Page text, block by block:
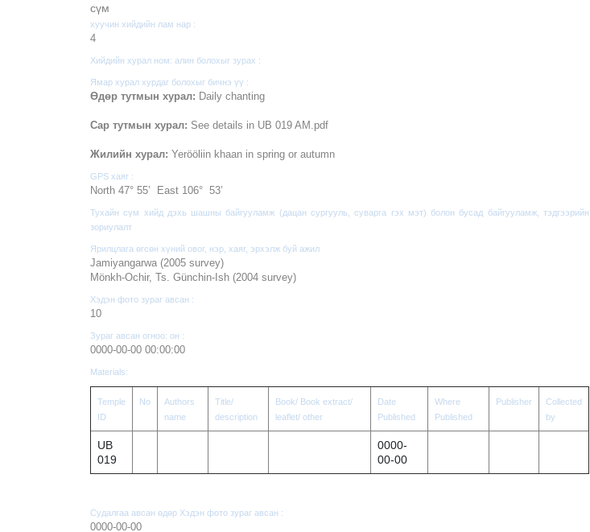
cүм
хуучин хийдийн лам нар :
4
Хийдийн хурал ном: алин болохыг зурах :
Ямар хурал хурдаг болохыг бичнэ үү :
Өдөр тутмын хурал: Daily chanting
Сар тутмын хурал: See details in UB 019 AM.pdf
Жилийн хурал: Yerööliin khaan in spring or autumn
GPS хаяг :
North 47° 55’ East 106° 53’
Тухайн сүм хийд дэхь шашны байгууламж (дацан сургууль, суварга гэх мэт) болон бусад байгууламж, тэдгээрийн
зориулалт
Ярилцлага өгсөн хүний овог, нэр, хаяг, эрхэлж буй ажил
Jamiyangarwa (2005 survey)
Mönkh-Ochir, Ts. Günchin-Ish (2004 survey)
Хэдэн фото зураг авсан :
10
Зураг авсан огноо: он :
0000-00-00 00:00:00
Materials:
Temple
ID
No
Authors
name
Title/
description
Book/ Book extract/
leaflet/ other
Date
Published
Where
Published
Publisher
Collected
by
UB
019
0000-
00-00
Судалгаа авсан өдөр Хэдэн фото зураг авсан :
0000-00-00